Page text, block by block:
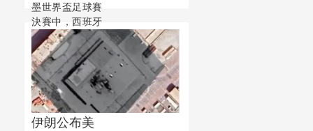
墨世界盃足球賽
決賽中，西班牙
隊以1-0戰勝阿
根廷隊，時隔16
年奪得隊史第二
座世界盃冠軍。
伊朗公布美